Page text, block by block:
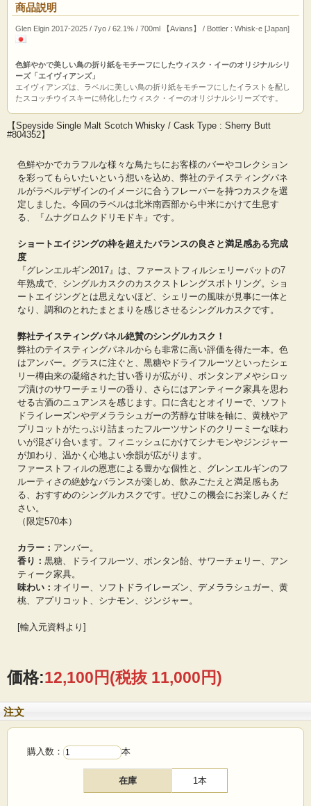
商品説明
Glen Elgin 2017-2025 / 7yo / 62.1% / 700ml 【Avians】 / Bottler : Whisk-e [Japan]
色鮮やかで美しい鳥の折り紙をモチーフにしたウィスク・イーのオリジナルシリ
ーズ「エイヴィアンズ」
エイヴィアンズは、ラベルに美しい鳥の折り紙をモチーフにしたイラストを配し
たスコッチウイスキーに特化したウィスク・イーのオリジナルシリーズです。
【Speyside Single Malt Scotch Whisky / Cask Type : Sherry Butt
#804352】
色鮮やかでカラフルな様々な鳥たちにお客様のバーやコレクション
を彩ってもらいたいという想いを込め、弊社のテイスティングパネ
ルがラベルデザインのイメージに合うフレーバーを持つカスクを選
定しました。今回のラベルは北米南西部から中米にかけて生息す
る、『ムナグロムクドリモドキ』です。
ショートエイジングの枠を超えたバランスの良さと満足感ある完成
度
『グレンエルギン2017』は、ファーストフィルシェリーバットの7
年熟成で、シングルカスクのカスクストレングスボトリング。ショ
ートエイジングとは思えないほど、シェリーの風味が見事に一体と
なり、調和のとれたまとまりを感じさせるシングルカスクです。
弊社テイスティングパネル絶賛のシングルカスク！
弊社のテイスティングパネルからも非常に高い評価を得た一本。色
はアンバー。グラスに注ぐと、黒糖やドライフルーツといったシェ
リー樽由来の凝縮された甘い香りが広がり、ボンタンアメやシロッ
プ漬けのサワーチェリーの香り、さらにはアンティーク家具を思わ
せる古酒のニュアンスを感じます。口に含むとオイリーで、ソフト
ドライレーズンやデメララシュガーの芳醇な甘味を軸に、黄桃やア
プリコットがたっぷり詰まったフルーツサンドのクリーミーな味わ
いが混ざり合います。フィニッシュにかけてシナモンやジンジャー
が加わり、温かく心地よい余韻が広がります。
ファーストフィルの恩恵による豊かな個性と、グレンエルギンのフ
ルーティさの絶妙なバランスが楽しめ、飲みごたえと満足感もあ
る、おすすめのシングルカスクです。ぜひこの機会にお楽しみくだ
さい。
（限定570本）
カラー： アンバー。
香り： 黒糖、ドライフルーツ、ボンタン飴、サワーチェリー、アン
ティーク家具。
味わい： オイリー、ソフトドライレーズン、デメララシュガー、黄
桃、アプリコット、シナモン、ジンジャー。
[輸入元資料より]
価格:12,100円(税抜 11,000円)
注文
購入数： 本
在庫 1本